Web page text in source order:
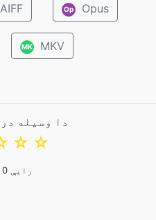
AIFF Op Opus
MK MKV
دا وسیله
☆
☆
0 رایې